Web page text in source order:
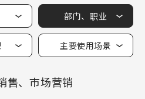
部门、职业
主要使用场景
售、市场营销